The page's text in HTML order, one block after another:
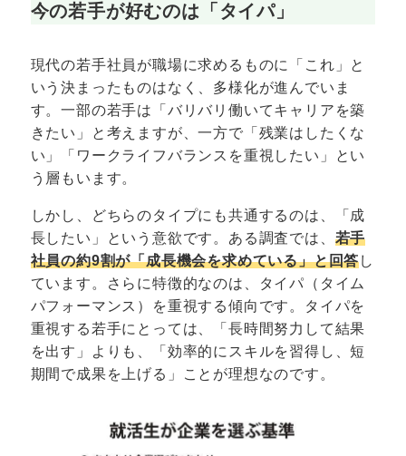
今の若手が好むのは「タイパ」
現代の若手社員が職場に求めるものに「これ」と
いう決まったものはなく、多様化が進んでいま
す。一部の若手は「バリバリ働いてキャリアを築
きたい」と考えますが、一方で「残業はしたくな
い」「ワークライフバランスを重視したい」とい
う層もいます。
しかし、どちらのタイプにも共通するのは、「成
長したい」という意欲です。ある調査では、 若手
社員の約9割が「成長機会を求めている」と回答し
ています。さらに特徴的なのは、タイパ（タイム
パフォーマンス）を重視する傾向です。タイパを
重視する若手にとっては、「長時間努力して結果
を出す」よりも、「効率的にスキルを習得し、短
期間で成果を上げる」ことが理想なのです。